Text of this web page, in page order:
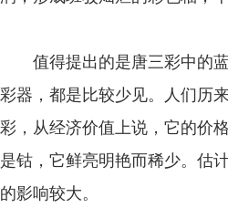
值得提出的是唐三彩中的蓝
彩器，都是比较少见。人们历
彩，从经济价值上说，它的价
是钴，它鲜亮明艳而稀少。估
的影响较大。